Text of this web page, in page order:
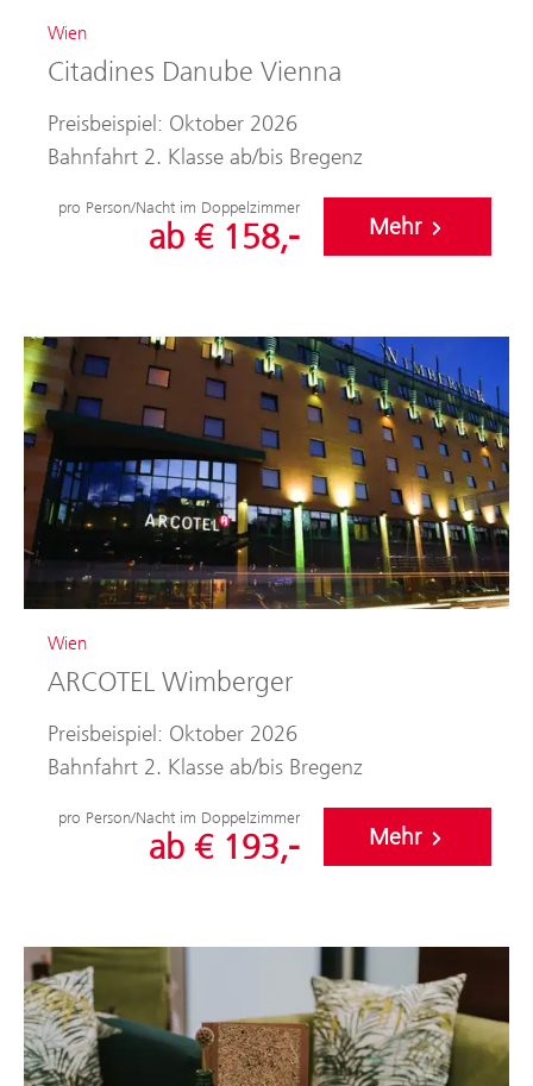
Wien
Citadines Danube Vienna
Preisbeispiel: Oktober 2026
Bahnfahrt 2. Klasse ab/bis Bregenz
pro Person/Nacht im Doppelzimmer
ab € 158,- Mehr
Wien
ARCOTEL Wimberger
Preisbeispiel: Oktober 2026
Bahnfahrt 2. Klasse ab/bis Bregenz
pro Person/Nacht im Doppelzimmer
ab € 193,- Mehr